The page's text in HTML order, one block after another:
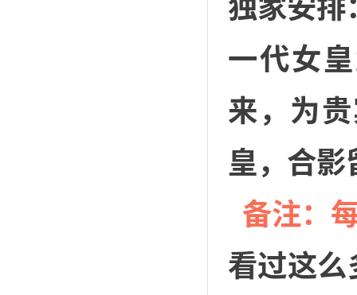
一代女
来，为
皇，合
备注：
看过这